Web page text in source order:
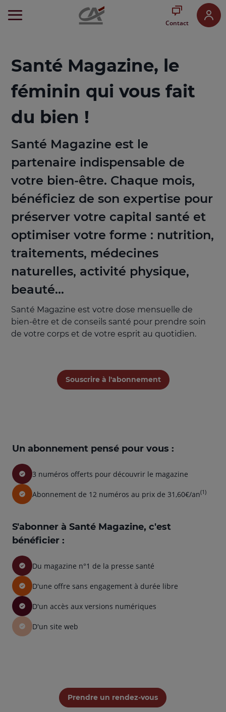
au
Aller
au
de
page
Contact
Santé Magazine, le
féminin qui vous fait
du bien !
Santé Magazine est le
partenaire indispensable de
votre bien-être. Chaque mois,
bénéficiez de son expertise pour
préserver votre capital santé et
optimiser votre forme : nutrition,
traitements, médecines
naturelles, activité physique,
beauté...
Santé Magazine est votre dose mensuelle de
bien-être et de conseils santé pour prendre soin
de votre corps et de votre esprit au quotidien.
Souscrire à l'abonnement
Un abonnement pensé pour vous :
3 numéros offerts pour découvrir le magazine
Abonnement de 12 numéros au prix de 31,60€/an(1)
S'abonner à Santé Magazine, c'est
bénéficier :
Du magazine n°1 de la presse santé
D'une offre sans engagement à durée libre
D'un accès aux versions numériques
D'un site web
Prendre un rendez-vous